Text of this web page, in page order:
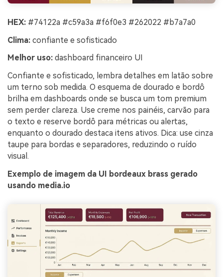
HEX: #74122a #c59a3a #f6f0e3 #262022 #b7a7a0
Clima: confiante e sofisticado
Melhor uso: dashboard financeiro UI
Confiante e sofisticado, lembra detalhes em latão sobre
um terno sob medida. O esquema de dourado e bordô
brilha em dashboards onde se busca um tom premium
sem perder clareza. Use creme nos painéis, carvão para
o texto e reserve bordô para métricas ou alertas,
enquanto o dourado destaca itens ativos. Dica: use cinza
taupe para bordas e separadores, reduzindo o ruído
visual.
Exemplo de imagem da UI bordeaux brass gerado
usando media.io